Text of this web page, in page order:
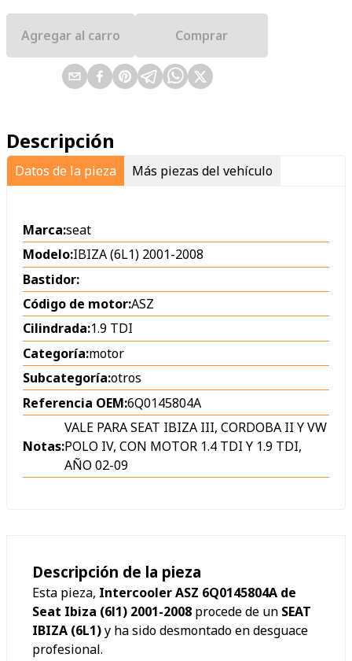
Agregar al carro Comprar
Descripción
Datos de la pieza Más piezas del vehículo
Marca:seat
Modelo:IBIZA (6L1) 2001-2008
Bastidor:
Código de motor:ASZ
Cilindrada:1.9 TDI
Categoría:motor
Subcategoría:otros
Referencia OEM:6Q0145804A
Notas:
VALE PARA SEAT IBIZA III, CORDOBA II Y VW
POLO IV, CON MOTOR 1.4 TDI Y 1.9 TDI,
AÑO 02-09
Descripción de la pieza
Esta pieza, Intercooler ASZ 6Q0145804A de
Seat Ibiza (6l1) 2001-2008 procede de un SEAT
IBIZA (6L1)y ha sido desmontado en desguace
profesional.